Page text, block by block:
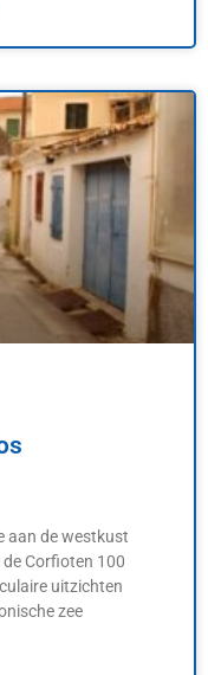
aan de westkust
Corfioten 100
uitzichten
zee